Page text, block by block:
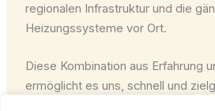
regionalen Infrastruktur und die
Heizungssysteme vor Ort.
Diese Kombination aus Erfahrung
ermöglicht es uns, schnell und